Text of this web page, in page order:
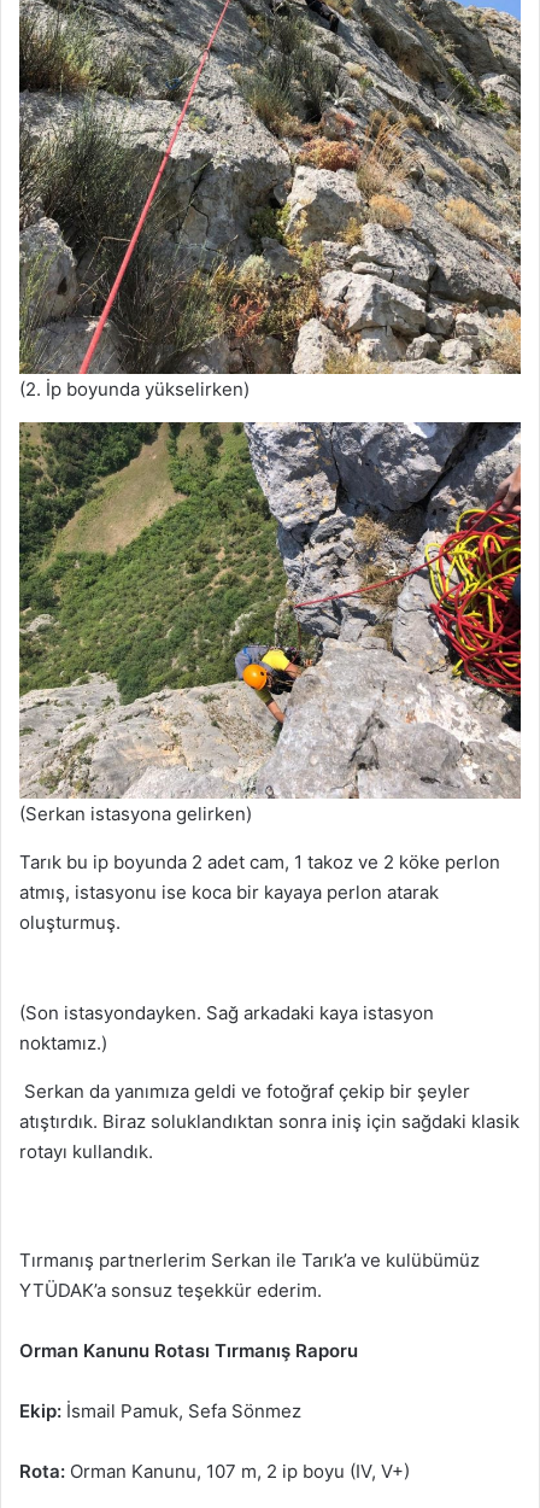
(2. İp boyunda yükselirken)
(Serkan istasyona gelirken)
Tarık bu ip boyunda 2 adet cam, 1 takoz ve 2 köke perlon
atmış, istasyonu ise koca bir kayaya perlon atarak
oluşturmuş.
(Son istasyondayken. Sağ arkadaki kaya istasyon
noktamız.)
Serkan da yanımıza geldi ve fotoğraf çekip bir şeyler
atıştırdık. Biraz soluklandıktan sonra iniş için sağdaki klasik
rotayı kullandık.
Tırmanış partnerlerim Serkan ile Tarık’a ve kulübümüz
YTÜDAK’a sonsuz teşekkür ederim.
Orman Kanunu Rotası Tırmanış Raporu
Ekip: İsmail Pamuk, Sefa Sönmez
Rota: Orman Kanunu, 107 m, 2 ip boyu (IV, V+)